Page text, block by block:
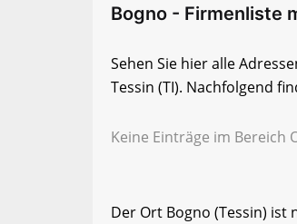
Bogno - Firmenliste
Sehen Sie hier alle
Tessin (TI). Nachfolgend
Keine Einträge im Bereich
Der Ort Bogno (Tessin) ist